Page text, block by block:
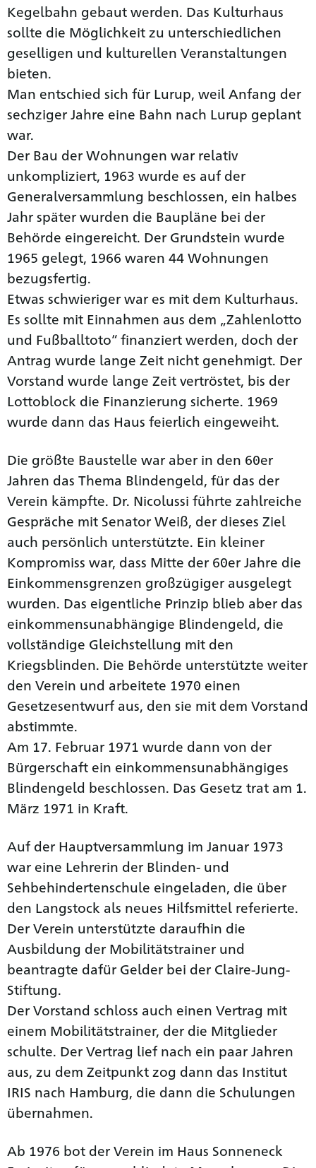
Kegelbahn gebaut werden. Das Kulturhaus
sollte die Möglichkeit zu unterschiedlichen
geselligen und kulturellen Veranstaltungen
bieten.
Man entschied sich für Lurup, weil Anfang der
sechziger Jahre eine Bahn nach Lurup geplant
war.
Der Bau der Wohnungen war relativ
unkompliziert, 1963 wurde es auf der
Generalversammlung beschlossen, ein halbes
Jahr später wurden die Baupläne bei der
Behörde eingereicht. Der Grundstein wurde
1965 gelegt, 1966 waren 44 Wohnungen
bezugsfertig.
Etwas schwieriger war es mit dem Kulturhaus.
Es sollte mit Einnahmen aus dem „Zahlenlotto
und Fußballtoto“ finanziert werden, doch der
Antrag wurde lange Zeit nicht genehmigt. Der
Vorstand wurde lange Zeit vertröstet, bis der
Lottoblock die Finanzierung sicherte. 1969
wurde dann das Haus feierlich eingeweiht.
Die größte Baustelle war aber in den 60er
Jahren das Thema Blindengeld, für das der
Verein kämpfte. Dr. Nicolussi führte zahlreiche
Gespräche mit Senator Weiß, der dieses Ziel
auch persönlich unterstützte. Ein kleiner
Kompromiss war, dass Mitte der 60er Jahre die
Einkommensgrenzen großzügiger ausgelegt
wurden. Das eigentliche Prinzip blieb aber das
einkommensunabhängige Blindengeld, die
vollständige Gleichstellung mit den
Kriegsblinden. Die Behörde unterstützte weiter
den Verein und arbeitete 1970 einen
Gesetzesentwurf aus, den sie mit dem Vorstand
abstimmte.
Am 17. Februar 1971 wurde dann von der
Bürgerschaft ein einkommensunabhängiges
Blindengeld beschlossen. Das Gesetz trat am 1.
März 1971 in Kraft.
Auf der Hauptversammlung im Januar 1973
war eine Lehrerin der Blinden- und
Sehbehindertenschule eingeladen, die über
den Langstock als neues Hilfsmittel referierte.
Der Verein unterstützte daraufhin die
Ausbildung der Mobilitätstrainer und
beantragte dafür Gelder bei der Claire-Jung-
Stiftung.
Der Vorstand schloss auch einen Vertrag mit
einem Mobilitätstrainer, der die Mitglieder
schulte. Der Vertrag lief nach ein paar Jahren
aus, zu dem Zeitpunkt zog dann das Institut
IRIS nach Hamburg, die dann die Schulungen
übernahmen.
Ab 1976 bot der Verein im Haus Sonneneck